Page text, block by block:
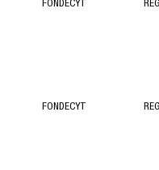
FONDECYT
FONDECYT